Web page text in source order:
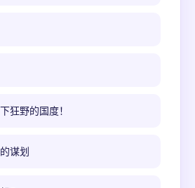
狂野的国度！
谋划